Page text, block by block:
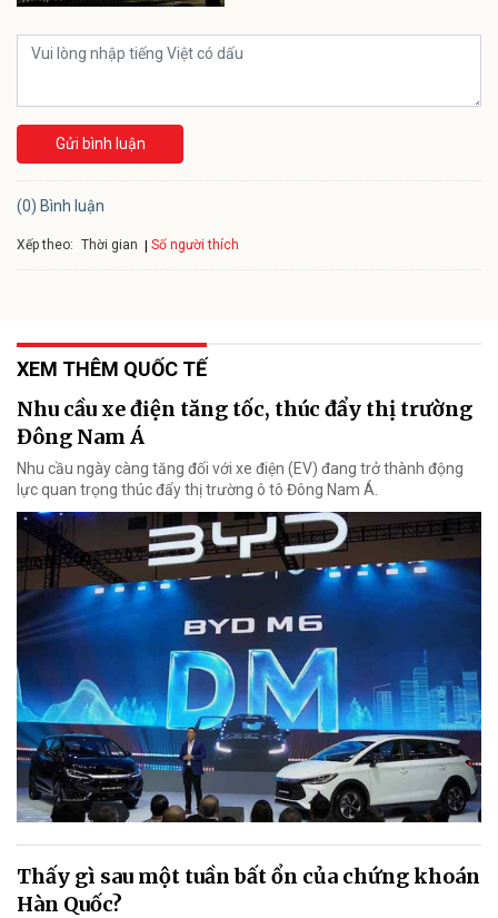
Gửi bình luận
(0) Bình luận
Xếp theo: Thời gian Số người thích
XEM THÊM QUỐC TẾ
Nhu cầu xe điện tăng tốc, thúc đẩy thị trường
Đông Nam Á
Nhu cầu ngày càng tăng đối với xe điện (EV) đang trở thành động
lực quan trọng thúc đẩy thị trường ô tô Đông Nam Á.
Thấy gì sau một tuần bất ổn của chứng khoán
Hàn Quốc?